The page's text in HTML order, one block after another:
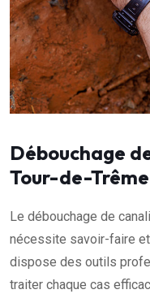
Débouchage
Tour-de-Trême
Le débouchage de
nécessite savoir-faire
dispose des outils
traiter chaque cas